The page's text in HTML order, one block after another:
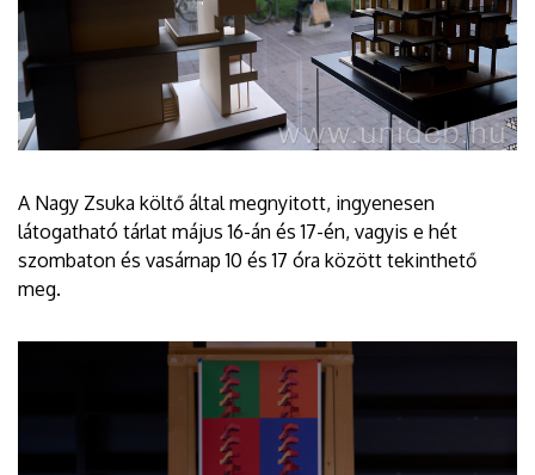
A Nagy Zsuka költő által megnyitott, ingyenesen
látogatható tárlat május 16-án és 17-én, vagyis e hét
szombaton és vasárnap 10 és 17 óra között tekinthető
meg.